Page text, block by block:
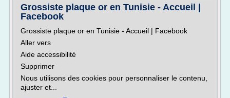
Grossiste plaque or en Tunisie - Accueil |
Facebook
Grossiste plaque or en Tunisie - Accueil | Facebook
Aller vers
Aide accessibilité
Supprimer
Nous utilisons des cookies pour personnaliser le contenu,
ajuster et...